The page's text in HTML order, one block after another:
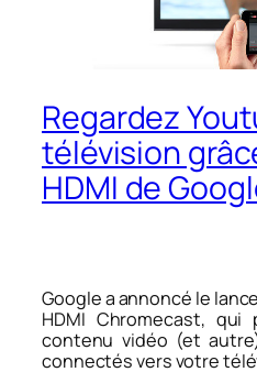
Regardez
télévision
HDMI de
Google a annoncé le
HDMI Chromecast,
contenu vidéo (et
connectés vers votre